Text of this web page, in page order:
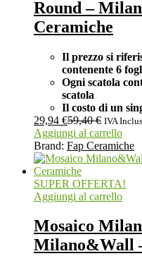
Round –
Ceramiche
Il prezzo si
contenente 6
Ogni scatola
scatola
Il costo di un
29,94 €59,40€ IVA
Aggiungi al carrello
Brand: Fap Ceramiche
SUPER OFFERTA!
Aggiungi al carrello
Mosaico
Milano&Wall